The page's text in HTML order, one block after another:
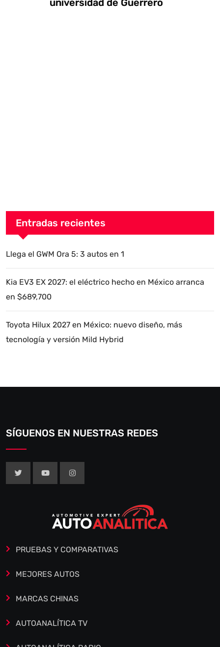
universidad de Guerrero
Entradas recientes
Llega el GWM Ora 5: 3 autos en 1
Kia EV3 EX 2027: el eléctrico hecho en México arranca
en $689,700
Toyota Hilux 2027 en México: nuevo diseño, más
tecnología y versión Mild Hybrid
SÍGUENOS EN NUESTRAS REDES
PRUEBAS Y COMPARATIVAS
MEJORES AUTOS
MARCAS CHINAS
AUTOANALÍTICA TV